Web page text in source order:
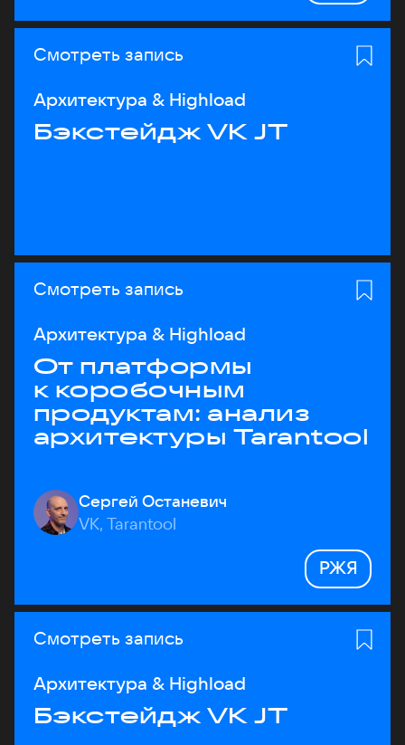
Смотреть запись
Архитектура & Highload
Бэкстейдж VK JT
Смотреть запись
Архитектура & Highload
От платформы
к коробочным
продуктам: анализ
архитектуры Tarantool
Сергей Останевич
VK, Tarantool
РЖЯ
Смотреть запись
Архитектура & Highload
Бэкстейдж VK JT